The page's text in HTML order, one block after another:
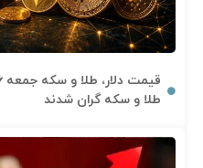
طلا و سکه گران شدند